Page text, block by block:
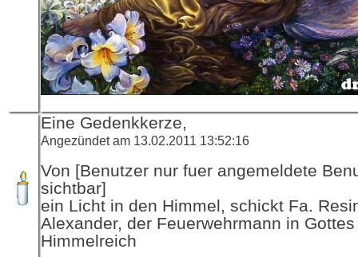
Eine Gedenkkerze,
Angezündet am 13.02.2011 13:52:16
Von [Benutzer nur fuer angemeldete
sichtbar]
ein Licht in den Himmel, schickt Fa.
Alexander, der Feuerwehrmann in Gottes
Himmelreich